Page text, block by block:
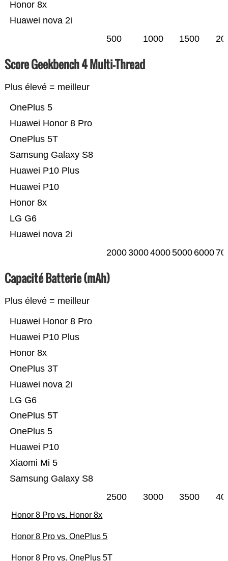
Huawei nova 2i
Honor 8x
500 1000 1500
Score Geekbench 4 Multi-Thread
Plus élevé = meilleur
Huawei nova 2i
LG G6
Honor 8x
Huawei P10
Huawei P10 Plus
Samsung Galaxy S8
OnePlus 5T
Huawei Honor 8 Pro
OnePlus 5
2000300040005000 6000
Capacité Batterie (mAh)
Plus élevé = meilleur
Samsung Galaxy S8
Xiaomi Mi 5
Huawei P10
OnePlus 5
OnePlus 5T
LG G6
Huawei nova 2i
OnePlus 3T
Honor 8x
Huawei P10 Plus
Huawei Honor 8 Pro
2500 3000 3500
Honor 8 Pro vs. Honor 8x
Honor 8 Pro vs. OnePlus 5
Honor 8 Pro vs. OnePlus 5T